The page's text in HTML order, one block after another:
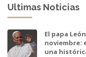
Ultimas Noticias
El papa
noviembre:
una